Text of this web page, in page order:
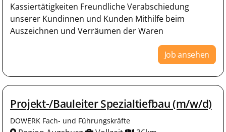
Kassiertätigkeiten Freundliche Verabschiedung
unserer Kundinnen und Kunden Mithilfe beim
Auszeichnen und Verräumen der Waren
Job ansehen
Projekt-/Bauleiter Spezialtiefbau (m/w/d)
DOWERK Fach- und Führungskräfte